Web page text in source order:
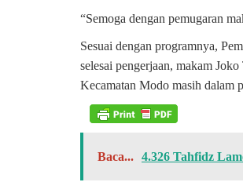
“Semoga dengan pemugaran
Sesuai dengan programnya,
selesai pengerjaan, makam
Kecamatan Modo masih dalam
Baca... 4.326 Tahfidz